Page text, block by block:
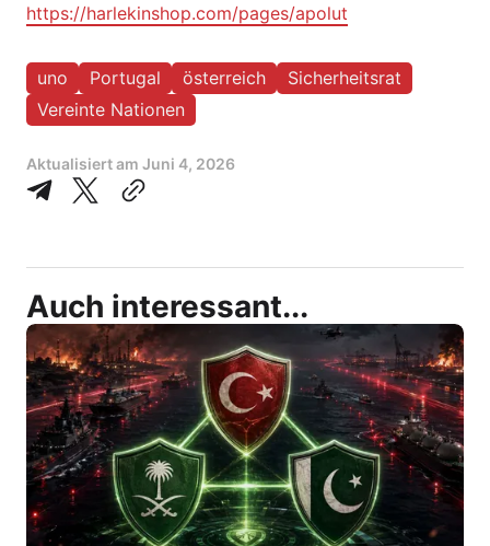
https://harlekinshop.com/pages/apolut
uno Portugal österreich
Sicherheitsrat
Vereinte Nationen
Aktualisiert am Juni 4, 2026
Auch interessant...